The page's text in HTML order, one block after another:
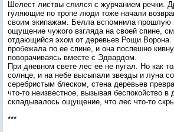
Шелест листвы слился с журчанием речки.
гуляющие по тропе люди тоже начали
своим экипажам. Белла вспомнила прошлую
ощущение чужого взгляда на своей спине,
отдающийся эхом от деревьев Рощи
пробежала по ее спине, и она поспешно
поворачиваясь вместе с Эдвардом.
При дневном свете лес ее не пугал. Но как
солнце, и на небе высыпали звезды и луна
серебристым блеском, стена деревьев
что-то неизвестное, вызывая беспокойство в
складывалось ощущение, что лес что-то
***